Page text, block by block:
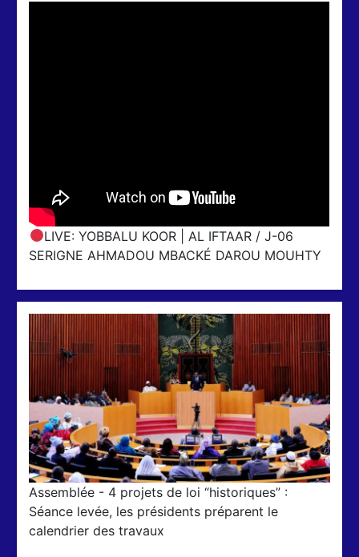
LIVE: YOBBALU KOOR | AL IFTAAR / J-06
SERIGNE AHMADOU MBACKÉ DAROU MOUHTY
Assemblée - 4 projets de loi “historiques” :
Séance levée, les présidents préparent le
calendrier des travaux